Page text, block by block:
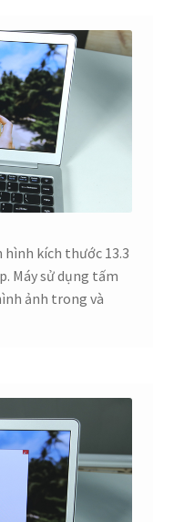
kích thước 13.3
Máy sử dụng tấm
ảnh trong và